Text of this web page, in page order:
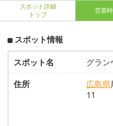
スポット詳細
トップ
営業
スポット情報
スポット名
グラ
住所
広島県
11